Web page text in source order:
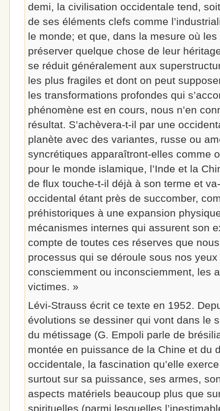
demi, la civilisation occidentale tend,
de ses éléments clefs comme
le monde; et que, dans la mesure où
préserver quelque chose de leur
se réduit généralement aux
les plus fragiles et dont on peut
les transformations profondes qui
phénomène est en cours, nous n’en
résultat. S’achèvera-t-il par une
planète avec des variantes, russe ou
syncrétiques apparaîtront-elles comme
pour le monde islamique, l’Inde et la
de flux touche-t-il déjà à son terme et
occidental étant près de succomber,
préhistoriques à une expansion
mécanismes internes qui assurent son
compte de toutes ces réserves que
processus qui se déroule sous nos
consciemment ou inconsciemment, les
victimes. »
Lévi-Strauss écrit ce texte en 1952.
évolutions se dessiner qui vont dans le
du métissage (G. Empoli parle de
montée en puissance de la Chine et du
occidentale, la fascination qu’elle
surtout sur sa puissance, ses armes,
aspects matériels beaucoup plus que
spirituelles (parmi lesquelles